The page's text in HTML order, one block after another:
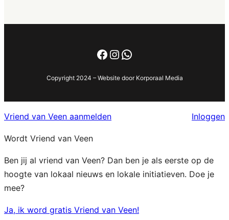
Facebook
Instagram
WhatsApp
Copyright 2024 – Website door Korporaal Media
Vriend van Veen aanmelden Inloggen
Wordt Vriend van Veen
Ben jij al vriend van Veen? Dan ben je als eerste op de
hoogte van lokaal nieuws en lokale initiatieven. Doe je
mee?
Ja, ik word gratis Vriend van Veen!